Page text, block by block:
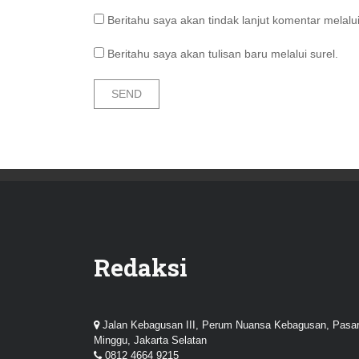
Beritahu saya akan tindak lanjut komentar
Beritahu saya akan tulisan baru melalui surel.
Redaksi
Jalan Kebagusan III, Perum Nuansa Kebagusan, Pasar
Minggu, Jakarta Selatan
0812 4664 9215